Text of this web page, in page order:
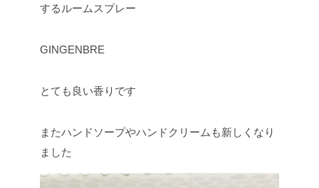
するルームスプレー
GINGENBRE
とても良い香りです
またハンドソープやハンドクリームも新しくなり
ました